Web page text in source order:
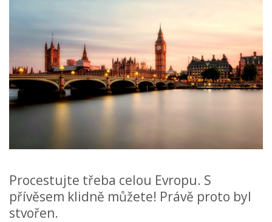
Procestujte třeba celou Evropu. S
přívěsem klidně můžete! Právě proto byl
stvořen.